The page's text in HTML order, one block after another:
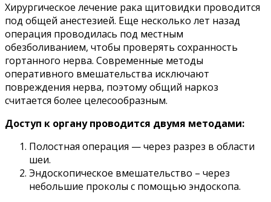
Хирургическое лечение рака щитовидки проводится
под общей анестезией. Еще несколько лет назад
операция проводилась под местным
обезболиванием, чтобы проверять сохранность
гортанного нерва. Современные методы
оперативного вмешательства исключают
повреждения нерва, поэтому общий наркоз
считается более целесообразным.
Доступ к органу проводится двумя методами:
Полостная операция — через разрез в области
шеи.
Эндоскопическое вмешательство – через
небольшие проколы с помощью эндоскопа.